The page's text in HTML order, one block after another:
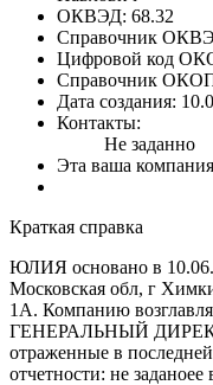
ОКВЭД: 68.32
Справочник
Цифровой код
Справочник
Дата создания:
Контакты:
Не заданно
Эта ваша
Краткая справка
ЮЛИЯ основано в
Московская обл, г
1А. Компанию
ГЕНЕРАЛЬНЫЙ
отраженные в
отчетности: не